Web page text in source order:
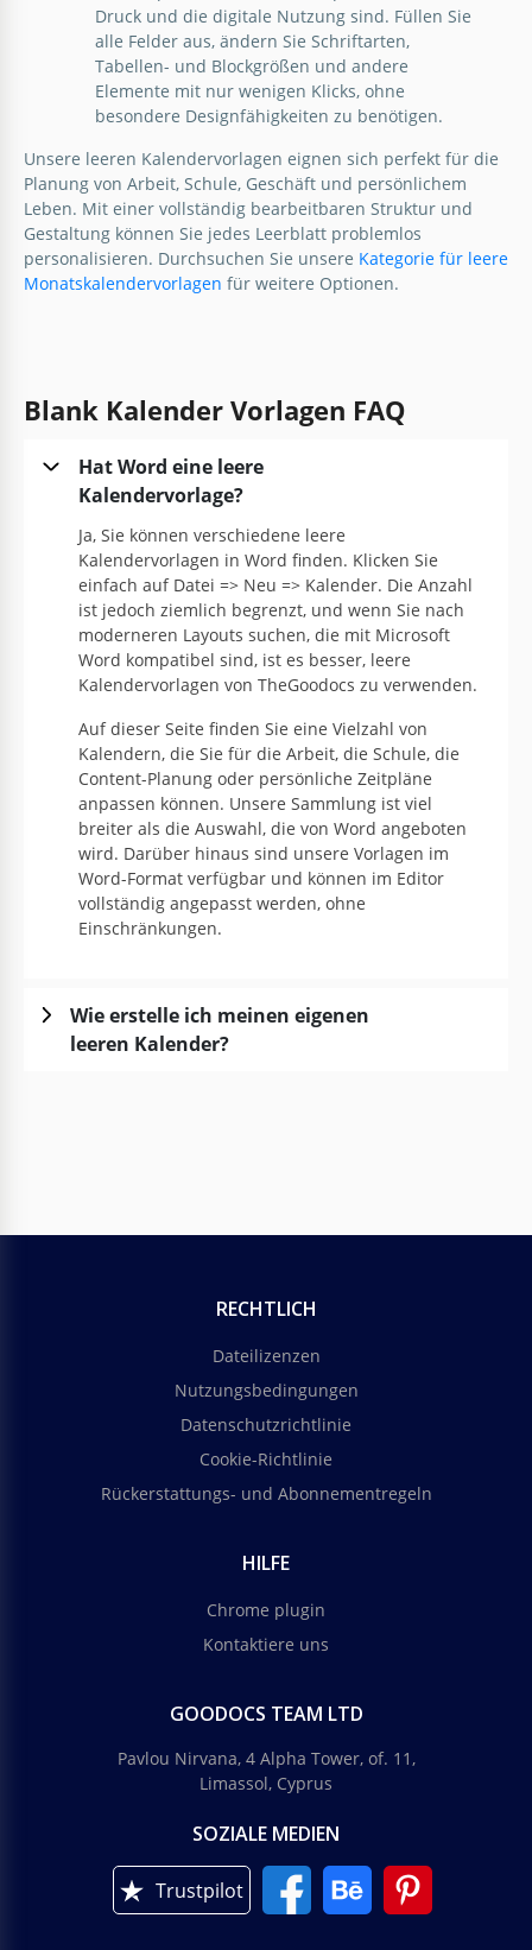
Template benötigen Sie keine zusätzlichen
aufzuschreiben.
Druck und die digitale Nutzung sind. Füllen Sie
alle Felder aus, ändern Sie Schriftarten,
Tabellen- und Blockgrößen und andere
Elemente mit nur wenigen Klicks, ohne
besondere Designfähigkeiten zu benötigen.
Unsere leeren Kalendervorlagen eignen sich perfekt für die
Planung von Arbeit, Schule, Geschäft und persönlichem
Leben. Mit einer vollständig bearbeitbaren Struktur und
Gestaltung können Sie jedes Leerblatt problemlos
personalisieren. Durchsuchen Sie unsere Kategorie für leere
Monatskalendervorlagen für weitere Optionen.
Blank Kalender Vorlagen FAQ
Hat Word eine leere
Kalendervorlage?
Ja, Sie können verschiedene leere
Kalendervorlagen in Word finden. Klicken Sie
einfach auf Datei => Neu => Kalender. Die Anzahl
ist jedoch ziemlich begrenzt, und wenn Sie nach
moderneren Layouts suchen, die mit Microsoft
Word kompatibel sind, ist es besser, leere
Kalendervorlagen von TheGoodocs zu verwenden.
Auf dieser Seite finden Sie eine Vielzahl von
Kalendern, die Sie für die Arbeit, die Schule, die
Content-Planung oder persönliche Zeitpläne
anpassen können. Unsere Sammlung ist viel
breiter als die Auswahl, die von Word angeboten
wird. Darüber hinaus sind unsere Vorlagen im
Word-Format verfügbar und können im Editor
vollständig angepasst werden, ohne
Einschränkungen.
Wie erstelle ich meinen eigenen
leeren Kalender?
RECHTLICH
Dateilizenzen
Nutzungsbedingungen
Datenschutzrichtlinie
Cookie-Richtlinie
Rückerstattungs- und Abonnementregeln
HILFE
Chrome plugin
Kontaktiere uns
GOODOCS TEAM LTD
Pavlou Nirvana, 4 Alpha Tower, of. 11,
Limassol, Cyprus
SOZIALE MEDIEN
Trustpilot